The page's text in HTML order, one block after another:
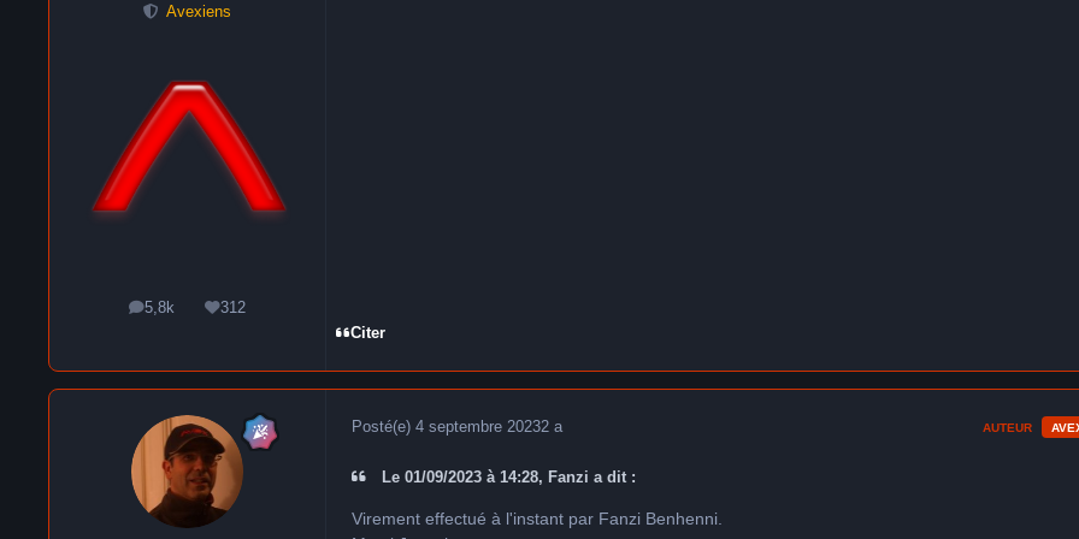
Avexiens
5,8k
messages312
Réputation
Citer
Posté(e) 4 septembre 20232 a AUTEUR
Le 01/09/2023 à 14:28, Fanzi a dit :
Virement effectué à l'instant par Fanzi Benhenni.